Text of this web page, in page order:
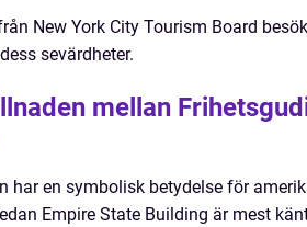
New York City Tourism Board
sevärdheter.
mellan
har en symbolisk betydelse för
Empire State Building är mest